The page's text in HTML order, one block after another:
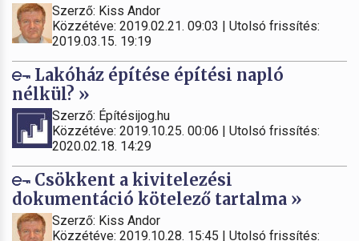
Szerző: Kiss Andor
Közzétéve: 2019.02.21. 09:03 | Utolsó frissítés:
2019.03.15. 19:19
Lakóház építése építési napló
nélkül? »
Szerző: Építésijog.hu
Közzétéve: 2019.10.25. 00:06 | Utolsó frissítés:
2020.02.18. 14:29
Csökkent a kivitelezési
dokumentáció kötelező tartalma »
Szerző: Kiss Andor
Közzétéve: 2019.10.28. 15:45 | Utolsó frissítés: